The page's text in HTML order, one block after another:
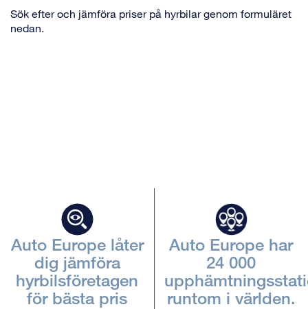
Sök efter och jämföra priser på hyrbilar genom formuläret
nedan.
Auto Europe låter
dig jämföra
hyrbilsföretagen
för bästa pris
Auto Europe har
24 000
runtom i världen.